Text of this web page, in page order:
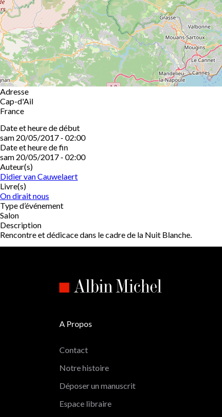
Adresse
Cap-d'Ail
France
Date et heure de début
sam 20/05/2017 - 02:00
Date et heure de fin
sam 20/05/2017 - 02:00
Auteur(s)
Didier van Cauwelaert
Livre(s)
On dirait nous
Type d’événement
Salon
Description
Rencontre et dédicace dans le cadre de la Nuit Blanche.
A Propos
Contact
Notre histoire
Déposer un manuscrit
Espace libraire